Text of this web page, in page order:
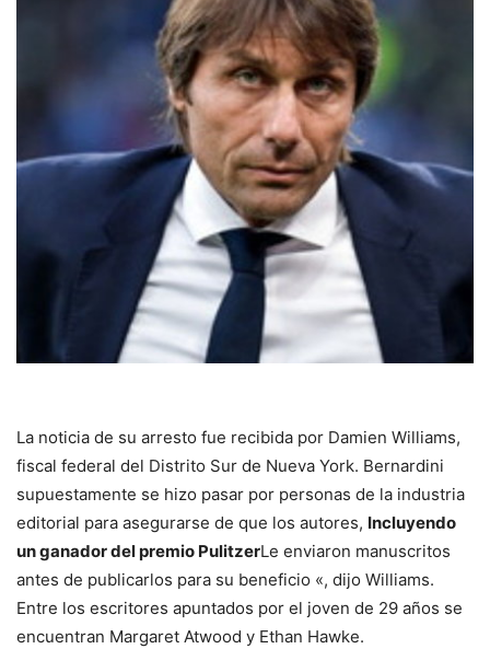
La noticia de su arresto fue recibida por Damien Williams,
fiscal federal del Distrito Sur de Nueva York. Bernardini
supuestamente se hizo pasar por personas de la industria
editorial para asegurarse de que los autores, Incluyendo
un ganador del premio PulitzerLe enviaron manuscritos
antes de publicarlos para su beneficio «, dijo Williams.
Entre los escritores apuntados por el joven de 29 años se
encuentran Margaret Atwood y Ethan Hawke.